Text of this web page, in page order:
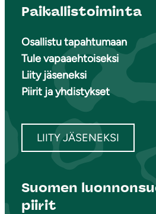
Paikallistoiminta
Osallistu tapahtumaan
Tule vapaaehtoiseksi
Liity jäseneksi
Piirit ja yhdistykset
LIITY JÄSENEKSI
Suomen
piirit